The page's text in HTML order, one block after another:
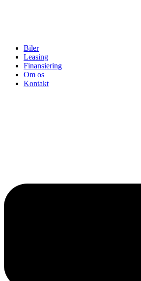
Biler
Leasing
Finansiering
Om os
Kontakt